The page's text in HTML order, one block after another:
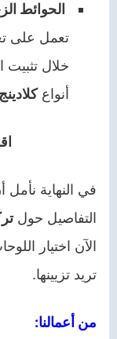
الحوائط
تعمل على
خلال تثبيت
أنواع
في النهاية
التفاصيل حول
الآن اختيار
تريد تزيينها.
من أعمالنا: